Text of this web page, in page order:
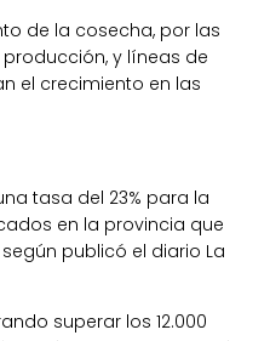
de la cosecha, por las
y líneas de
el crecimiento en las
tasa del 23% para la
en la provincia que
publicó el diario La
superar los 12.000